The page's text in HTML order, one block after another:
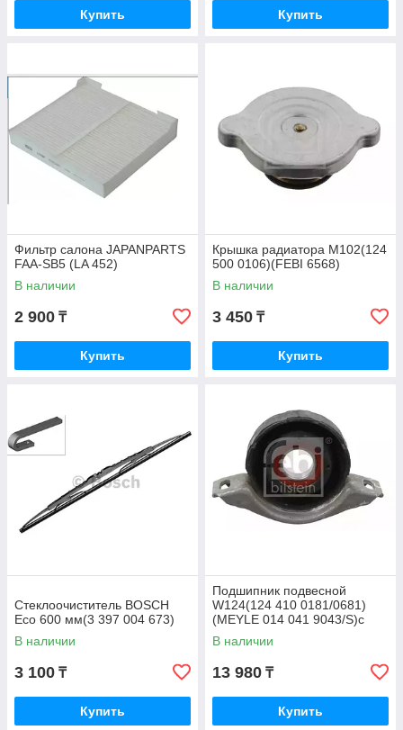
Купить Купить
Фильтр салона JAPANPARTS
FAA-SB5 (LA 452)
В наличии
2 900 ₸
Купить
Крышка радиатора M102(124
500 0106)(FEBI 6568)
В наличии
3 450 ₸
Купить
Стеклоочиститель BOSCH
Eco 600 мм(3 397 004 673)
В наличии
3 100 ₸
Купить
Подшипник подвесной
W124(124 410 0181/0681)
(MEYLE 014 041 9043/S)с
подшипником
В наличии
13 980 ₸
Купить